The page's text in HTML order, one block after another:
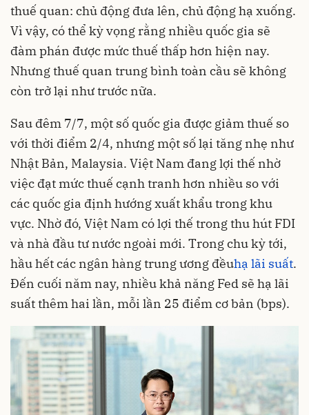
thuế quan: chủ động đưa lên, chủ động hạ xuống.
Vì vậy, có thể kỳ vọng rằng nhiều quốc gia sẽ
đàm phán được mức thuế thấp hơn hiện nay.
Nhưng thuế quan trung bình toàn cầu sẽ không
còn trở lại như trước nữa.
Sau đêm 7/7, một số quốc gia được giảm thuế so
với thời điểm 2/4, nhưng một số lại tăng nhẹ như
Nhật Bản, Malaysia. Việt Nam đang lợi thế nhờ
việc đạt mức thuế cạnh tranh hơn nhiều so với
các quốc gia định hướng xuất khẩu trong khu
vực. Nhờ đó, Việt Nam có lợi thế trong thu hút FDI
và nhà đầu tư nước ngoài mới. Trong chu kỳ tới,
hầu hết các ngân hàng trung ương đềuhạ lãi suất.
Đến cuối năm nay, nhiều khả năng Fed sẽ hạ lãi
suất thêm hai lần, mỗi lần 25 điểm cơ bản (bps).